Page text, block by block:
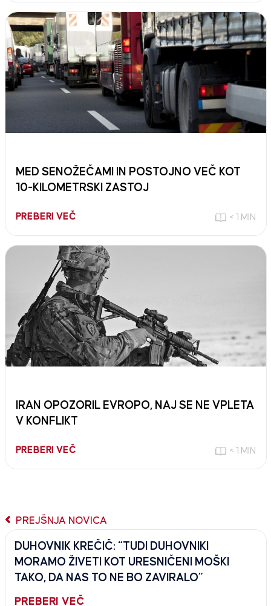
MED SENOŽEČAMI IN POSTOJNO VEČ KOT
10-KILOMETRSKI ZASTOJ
PREBERI VEČ < 1 MIN
IRAN OPOZORIL EVROPO, NAJ SE NE VPLETA
V KONFLIKT
PREBERI VEČ < 1 MIN
PREJŠNJA NOVICA
DUHOVNIK KREČIČ: “TUDI DUHOVNIKI
MORAMO ŽIVETI KOT URESNIČENI MOŠKI
TAKO, DA NAS TO NE BO ZAVIRALO”
PREBERI VEČ